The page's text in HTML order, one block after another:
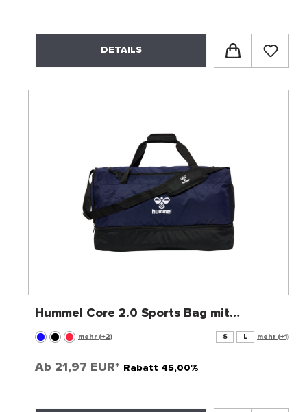
DETAILS
Hummel Core 2.0 Sports Bag mit
Schuhfach
mehr (+2) S L mehr (+1)
Ab 21,97 EUR* Rabatt 45,00%